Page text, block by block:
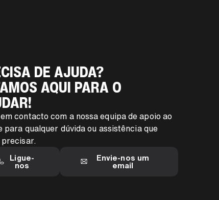
DE AJUDA?
AQUI PARA O
contacto com a nossa equipa de apoio ao
para qualquer dúvida ou assistência que
precisar.
Ligue-
nos
Envie-nos um
email